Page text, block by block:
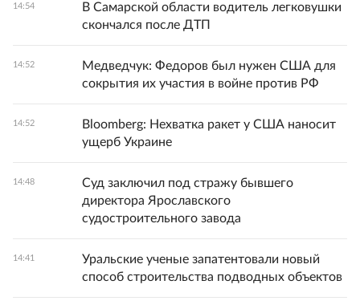
14:54
В Самарской области водитель легковушки
скончался после ДТП
14:52
Медведчук: Федоров был нужен США для
сокрытия их участия в войне против РФ
14:52
Bloomberg: Нехватка ракет у США наносит
ущерб Украине
14:48
Суд заключил под стражу бывшего
директора Ярославского
судостроительного завода
14:41
Уральские ученые запатентовали новый
способ строительства подводных объектов